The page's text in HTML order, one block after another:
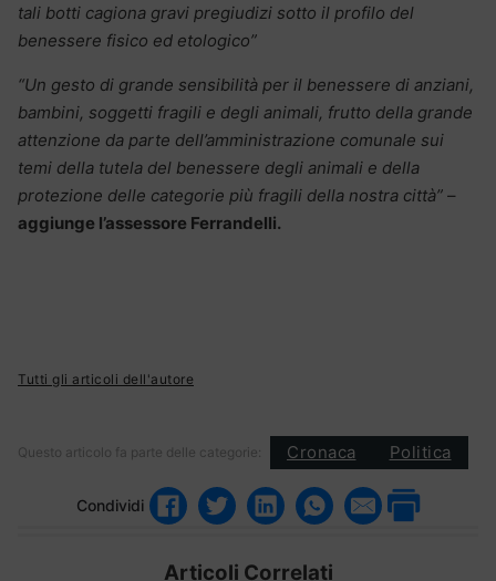
tali botti cagiona gravi pregiudizi sotto il profilo del
benessere fisico ed etologico”
“Un gesto di grande sensibilità per il benessere di anziani,
bambini, soggetti fragili e degli animali, frutto della grande
attenzione da parte dell’amministrazione comunale sui
temi della tutela del benessere degli animali e della
protezione delle categorie più fragili della nostra città” –
aggiunge l’assessore Ferrandelli.
Tutti gli articoli dell'autore
Questo articolo fa parte delle categorie: Cronaca Politica
Condividi
Articoli Correlati